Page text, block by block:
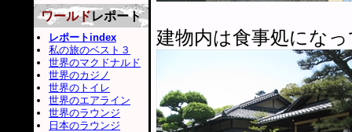
建物内は食事処にな
ワールドレポート
レポートindex
私の旅のベスト３
世界のマクドナルド
世界のカジノ
世界のトイレ
世界のエアライン
世界のラウンジ
日本のラウンジ